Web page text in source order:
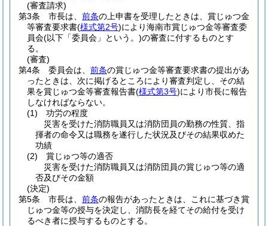
(審査請求)
第3条
市長は、 前条の上申書を受理したときは、賞じゅつ金
等審査要求書(様式第2号)により海南市賞じゅつ金等審査委
員会(以下「委員会」という。)の審査に付するものとす
る。
(審査)
第4条
委員会は、 前条の賞じゅつ金等審査要求書の提出があ
ったときは、次に掲げるところにより審査判定し、その結
果を賞じゅつ金等審査報告書(様式第3号)により市長に報告
しなければならない。
(1)
功労の程度
災害を受けた消防職員又は消防団員の勤務の性質、指
揮者の命令又は職務を遂行した状況及びその結果収めた
功績
(2)
賞じゅつ等の適否
災害を受けた消防職員又は消防団員の賞じゅつ等の適
否及びその金額
(決定)
第5条
市長は、 前条の報告があったときは、これに基づき賞
じゅつ金等の授与を決定し、消防長を経てその給付を受け
るべき者に授与するものとする。